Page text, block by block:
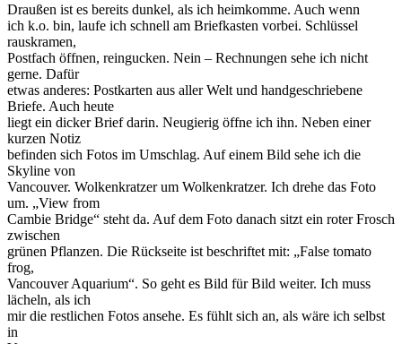
Draußen ist es bereits dunkel, als ich heimkomme. Auch wenn
ich k.o. bin, laufe ich schnell am Briefkasten vorbei. Schlüssel
rauskramen,
Postfach öffnen, reingucken. Nein – Rechnungen sehe ich nicht
gerne. Dafür
etwas anderes: Postkarten aus aller Welt und handgeschriebene
Briefe. Auch heute
liegt ein dicker Brief darin. Neugierig öffne ich ihn. Neben einer
kurzen Notiz
befinden sich Fotos im Umschlag. Auf einem Bild sehe ich die
Skyline von
Vancouver. Wolkenkratzer um Wolkenkratzer. Ich drehe das Foto
um. „View from
Cambie Bridge“ steht da. Auf dem Foto danach sitzt ein roter Frosch
zwischen
grünen Pflanzen. Die Rückseite ist beschriftet mit: „False tomato
frog,
Vancouver Aquarium“. So geht es Bild für Bild weiter. Ich muss
lächeln, als ich
mir die restlichen Fotos ansehe. Es fühlt sich an, als wäre ich selbst
in